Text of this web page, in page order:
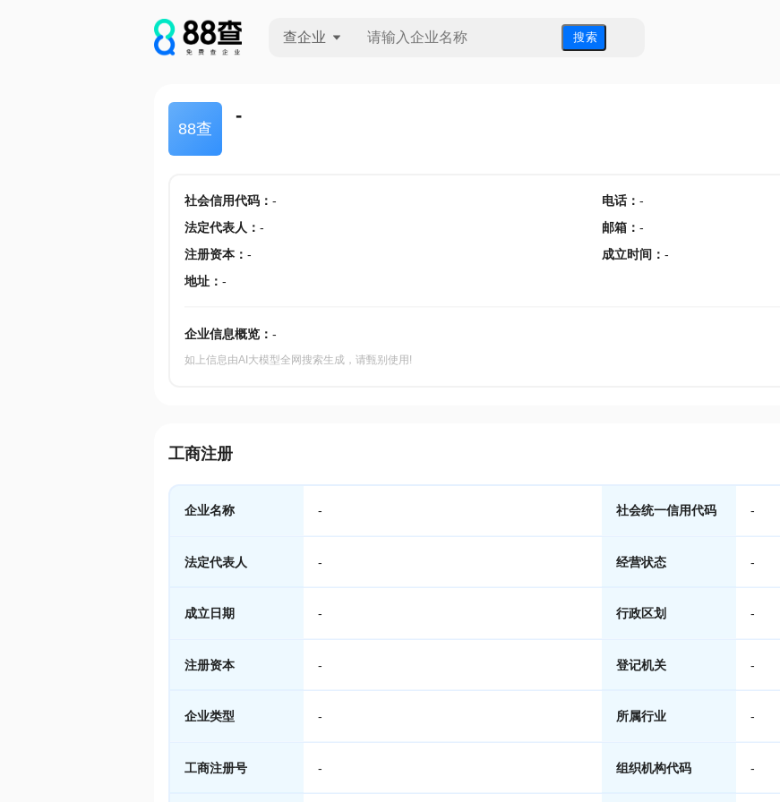
查企业 搜 索
88查
-
社会信用代码： - 电话： -
法定代表人 ： - 邮箱 ： -
注册资本： - 成立时间 ： -
地址： -
企业信息概览： -
如上信息由AI大模型全网搜索生成，请甄别使用!
工商注册
企业名称 - 社会统一信用代码 -
法定代表人 - 经营状态 -
成立日期 - 行政区划 -
注册资本 - 登记机关 -
企业类型 - 所属行业 -
工商注册号 - 组织机构代码 -